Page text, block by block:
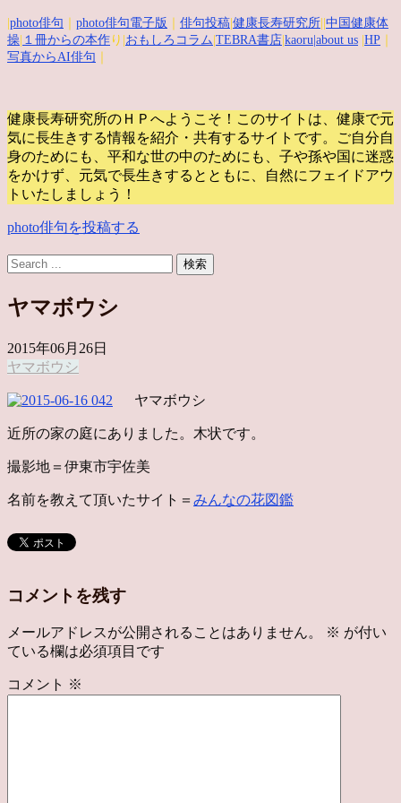
photo俳句 photo俳句電子版 俳句投稿 健康長寿研究所 中国健康体
操 １冊からの本作 り| おもしろコラム TEBRA書店 kaoru |about us HP
写真からAI俳句
健康長寿研究所のＨＰへようこそ！このサイトは、健康で元
気に長生きする情報を紹介・共有するサイトです。
ご自分自
身のためにも、平和な世の中のためにも、子や孫や国に迷惑
をかけず、元気で長生きするとともに、自然にフェイドアウ
トいたしましょう！
photo俳句を投稿する
ヤマボウシ
2015年06月26日
ヤマボウシ
ヤマボウシ
近所の家の庭にありました。木状です。
撮影地＝伊東市宇佐美
名前を教えて頂いたサイト＝ みんなの花図鑑
コメントを残す
メールアドレスが公開されることはありません。 ※ が付い
ている欄は必須項目です
コメント ※